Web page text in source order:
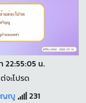
22:55:05 น.
จะโปรด
ญญู
231